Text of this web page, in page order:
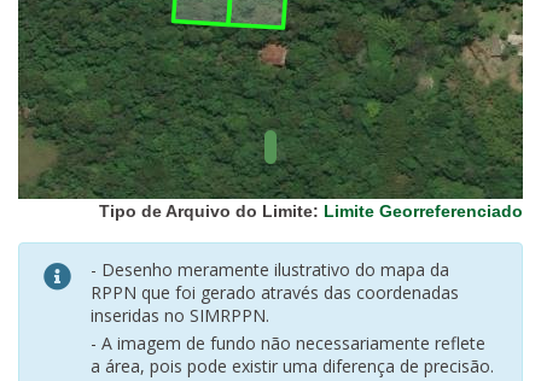
Vegetação
(IBGE)
Rodovias
(IBGE)
Relevo
(IBGE)
Tipo de Arquivo do Limite: Limite Georreferenciado
- Desenho meramente ilustrativo do mapa da
RPPN que foi gerado através das coordenadas
inseridas no SIMRPPN.
- A imagem de fundo não necessariamente reflete
a área, pois pode existir uma diferença de precisão.